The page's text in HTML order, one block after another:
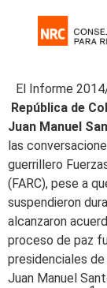
El Informe
República de
Juan Manuel
las
guerrillero
(FARC), pese a
suspendieron
alcanzaron
proceso de paz
presidenciales
Juan Manuel